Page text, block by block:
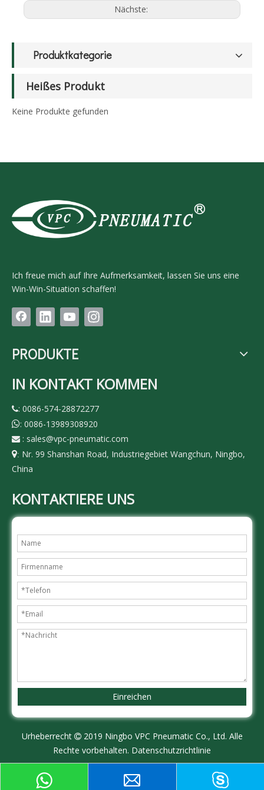
Nächste:
Produktkategorie
Heißes Produkt
Keine Produkte gefunden
Ich freue mich auf Ihre Aufmerksamkeit, lassen Sie uns eine
Win-Win-Situation schaffen!
PRODUKTE
IN KONTAKT KOMMEN
: 0086-574-28872277
: 0086-13989308920
 : sales@vpc-pneumatic.com
: Nr. 99 Shanshan Road, Industriegebiet Wangchun, Ningbo,
China
KONTAKTIERE UNS
Einreichen
Urheberrecht 2019 Ningbo VPC Pneumatic Co., Ltd. Alle
Rechte vorbehalten. Datenschutzrichtlinie